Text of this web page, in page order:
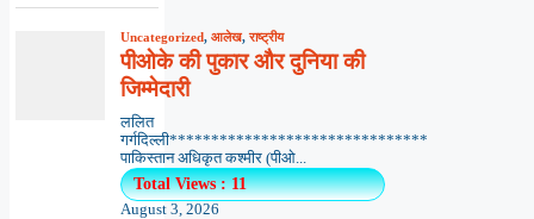
Uncategorized, आलेख,राष्ट्रीय
पीओके की पुकार और दुनिया की
जिम्मेदारी
ललित
गर्गदिल्ली*******************************
पाकिस्तान अधिकृत कश्मीर (पीओ...
Total Views : 11
August 3, 2026